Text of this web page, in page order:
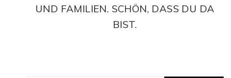
UND FAMILIEN. SCHÖN, DASS DU DA
BIST.